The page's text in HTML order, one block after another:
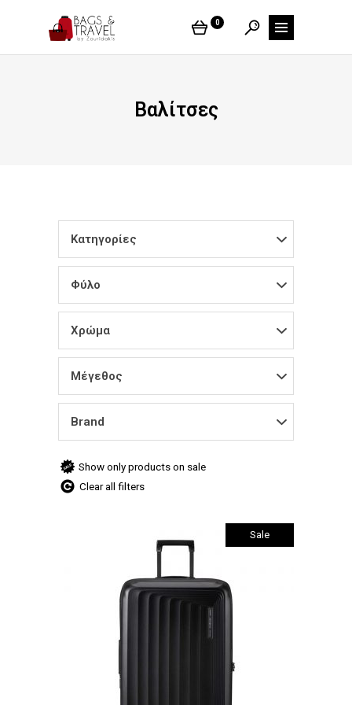
0
Βαλίτσες
Κατηγορίες
Φύλο
Χρώμα
Μέγεθος
Brand
Show only products on sale
Clear all filters
Sale
προϊόν
έχει